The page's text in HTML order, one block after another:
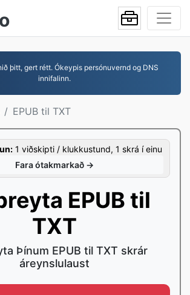
þitt, gert rétt. Ókeypis persónuvernd og DNS
innifalinn.
EPUB til TXT
1 viðskipti / klukkustund, 1 skrá í einu
Fara ótakmarkað →
EPUB til
TXT
Þínum EPUB til TXT skrár
áreynslulaust